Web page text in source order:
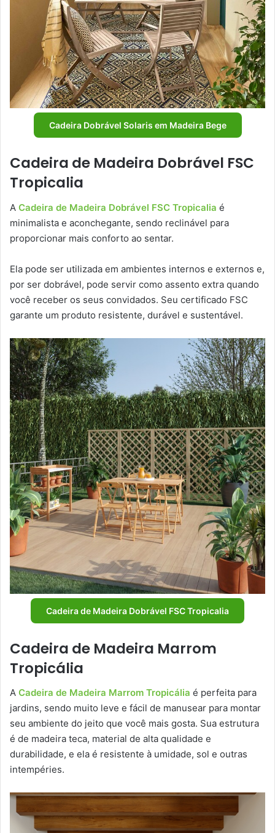
Cadeira Dobrável Solaris em Madeira Bege
Cadeira de Madeira Dobrável FSC
Tropicalia
A Cadeira de Madeira Dobrável FSC Tropicalia é
minimalista e aconchegante, sendo reclinável para
proporcionar mais conforto ao sentar.
Ela pode ser utilizada em ambientes internos e externos e,
por ser dobrável, pode servir como assento extra quando
você receber os seus convidados. Seu certificado FSC
garante um produto resistente, durável e sustentável.
Cadeira de Madeira Dobrável FSC Tropicalia
Cadeira de Madeira Marrom
Tropicália
A Cadeira de Madeira Marrom Tropicália é perfeita para
jardins, sendo muito leve e fácil de manusear para montar
seu ambiente do jeito que você mais gosta. Sua estrutura
é de madeira teca, material de alta qualidade e
durabilidade, e ela é resistente à umidade, sol e outras
intempéries.